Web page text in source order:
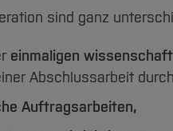
sind ganz
einmaligen
Abschlussarbeit
Auftragsarbeiten,